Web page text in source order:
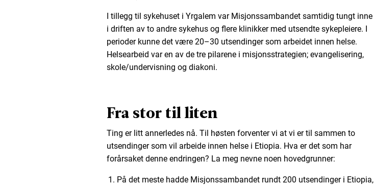
I tillegg til sykehuset i Yrgalem var Misjonssambandet samtidig tungt inne
i driften av to andre sykehus og flere klinikker med utsendte sykepleiere. I
perioder kunne det være 20–30 utsendinger som arbeidet innen helse.
Helsearbeid var en av de tre pilarene i misjonsstrategien; evangelisering,
skole/undervisning og diakoni.
Fra stor til liten
Ting er litt annerledes nå. Til høsten forventer vi at vi er til sammen to
utsendinger som vil arbeide innen helse i Etiopia. Hva er det som har
forårsaket denne endringen? La meg nevne noen hovedgrunner:
På det meste hadde Misjonssambandet rundt 200 utsendinger i Etiopia,